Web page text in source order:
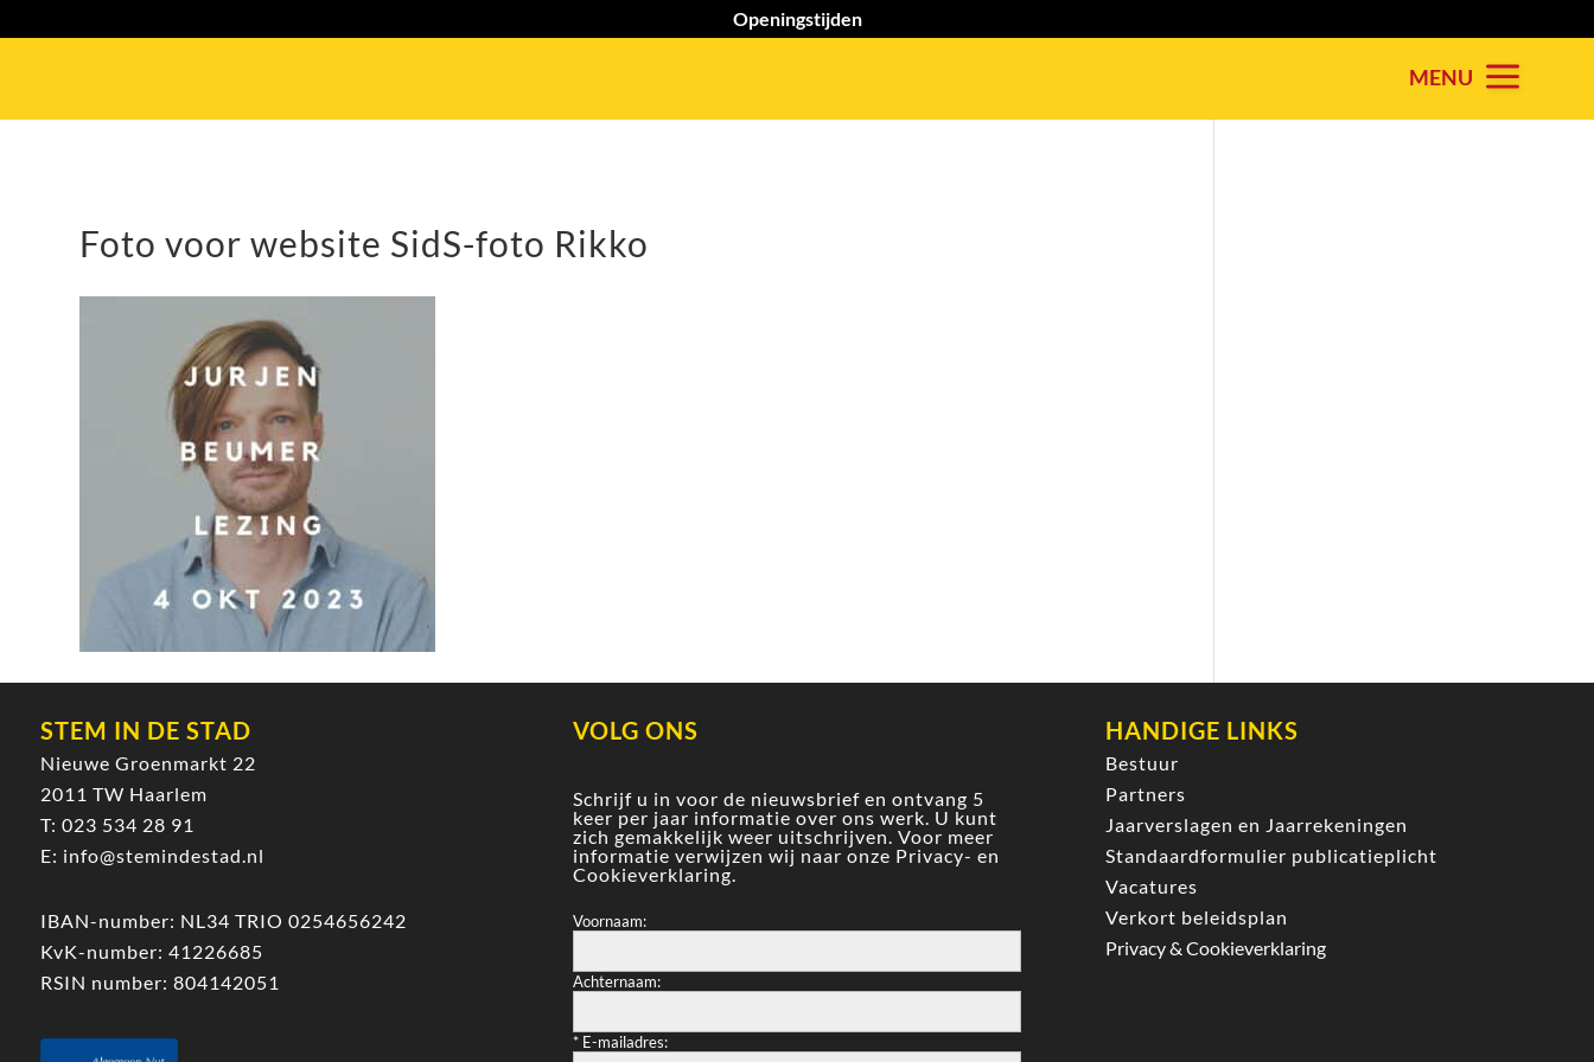
Openingstijden
Foto voor website SidS-foto Rikko
STEM IN DE STAD
Nieuwe Groenmarkt 22
2011 TW Haarlem
T: 023 534 28 91
E: info@stemindestad.nl
IBAN-number: NL34 TRIO 0254656242
KvK-number: 41226685
RSIN number: 804142051
VOLG ONS
Schrijf u in voor de nieuwsbrief en ontvang 5
keer per jaar informatie over ons werk. U kunt
zich gemakkelijk weer uitschrijven. Voor meer
informatie verwijzen wij naar onze Privacy- en
Cookieverklaring.
Voornaam:
Achternaam:
*E-mailadres:
HANDIGE LINKS
Bestuur
Partners
Jaarverslagen en Jaarrekeningen
Standaardformulier publicatieplicht
Vacatures
Verkort beleidsplan
Privacy & Cookieverklaring